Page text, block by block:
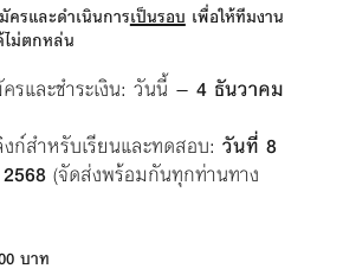
รและดำเนินการเป็นรอบ เพื่อให้ทีมงาน
ไม่ตกหล่น
รและชำระเงิน: วันนี้ – 4 ธันวาคม
ก์สำหรับเรียนและทดสอบ: วันที่ 8
(จัดส่งพร้อมกันทุกท่านทาง
บาท